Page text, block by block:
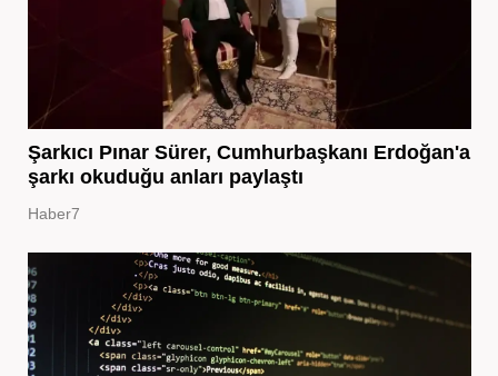
Şarkıcı Pınar Sürer, Cumhurbaşkanı Erdoğan'a
şarkı okuduğu anları paylaştı
Haber7